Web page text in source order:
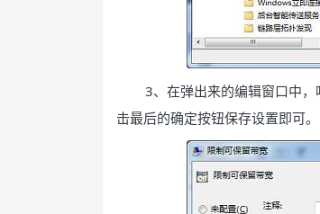
3、在弹出来的编辑窗口中
击最后的确定按钮保存设置即可。